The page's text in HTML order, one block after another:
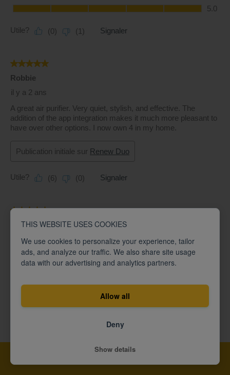
THIS WEBSITE USES COOKIES
We use cookies to personalize your experience, tailor
ads, and analyze our traffic. We also share site usage
data with our advertising and analytics partners.
Allow all
Deny
Show details